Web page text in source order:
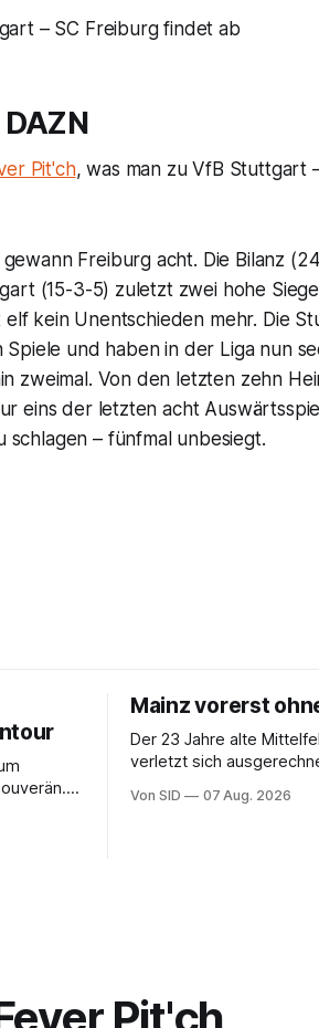
– SC Freiburg findet ab
Pit'ch, was man zu VfB Stuttgart
Freiburg acht. Die Bilanz
(15-3-5) zuletzt zwei hohe
kein Unentschieden mehr. Die
und haben in der Liga nun
zweimal. Von den letzten zehn
eins der letzten acht
schlagen – fünfmal unbesiegt.
Mainz vorerst
Der 23 Jahre alte
verletzt sich
Von SID 07 Aug. 2026